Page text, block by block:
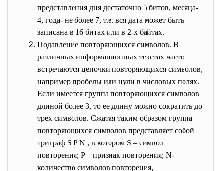
представления дня достаточно 5 битов, месяца-
4, года- не более 7, т.е. вся дата может быть
записана в 16 битах или в 2-х байтах.
Подавление повторяющихся символов. В
различных информационных текстах часто
встречаются цепочки повторяющихся символов,
например пробелы или нули в числовых полях.
Если имеется группа повторяющихся символов
длиной более 3, то ее длину можно сократить до
трех символов. Сжатая таким образом группа
повторяющихся символов представляет собой
триграф S P N , в котором S – символ
повторения; P – признак повторения; N-
количество символов повторения,